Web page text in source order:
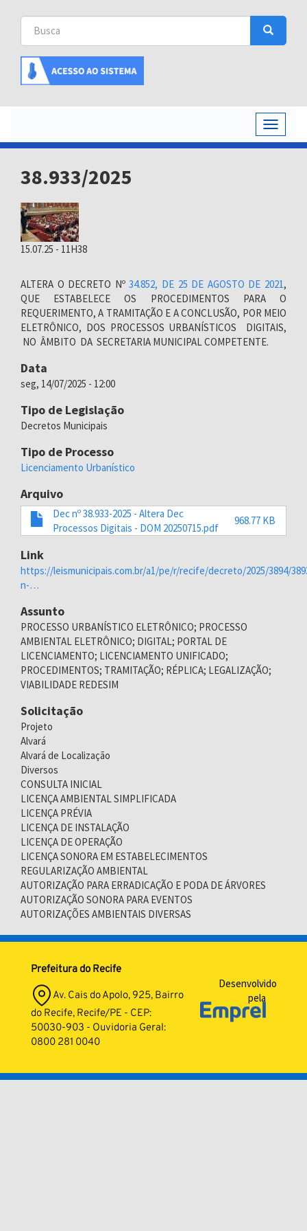
Buscar
Busca
Busca
Toggle
38.933/2025
15.07.25 - 11H38
ALTERA O DECRETO Nº34.852, DE 25 DE AGOSTO DE 2021,
QUE ESTABELECE OS PROCEDIMENTOS PARA O
REQUERIMENTO, A TRAMITAÇÃO E A CONCLUSÃO, POR MEIO
ELETRÔNICO, DOS PROCESSOS URBANÍSTICOS DIGITAIS,
NO ÂMBITO DA SECRETARIA MUNICIPAL COMPETENTE.
Data
seg, 14/07/2025 - 12:00
Tipo de Legislação
Decretos Municipais
Tipo de Processo
Licenciamento Urbanístico
Arquivo
Dec nº 38.933-2025 - Altera Dec
Processos Digitais - DOM 20250715.pdf
968.77 KB
Link
https://leismunicipais.com.br/a1/pe/r/recife/decreto/2025/3894/
n-…
Assunto
PROCESSO URBANÍSTICO ELETRÔNICO; PROCESSO
AMBIENTAL ELETRÔNICO; DIGITAL; PORTAL DE
LICENCIAMENTO; LICENCIAMENTO UNIFICADO;
PROCEDIMENTOS; TRAMITAÇÃO; RÉPLICA; LEGALIZAÇÃO;
VIABILIDADE REDESIM
Solicitação
Projeto
Alvará
Alvará de Localização
Diversos
CONSULTA INICIAL
LICENÇA AMBIENTAL SIMPLIFICADA
LICENÇA PRÉVIA
LICENÇA DE INSTALAÇÃO
LICENÇA DE OPERAÇÃO
LICENÇA SONORA EM ESTABELECIMENTOS
REGULARIZAÇÃO AMBIENTAL
AUTORIZAÇÃO PARA ERRADICAÇÃO E PODA DE ÁRVORES
AUTORIZAÇÃO SONORA PARA EVENTOS
AUTORIZAÇÕES AMBIENTAIS DIVERSAS
Prefeitura do Recife
Av. Cais do Apolo, 925, Bairro
do Recife, Recife/PE - CEP:
50030-903 - Ouvidoria Geral:
0800 281 0040
Desenvolvido
pela